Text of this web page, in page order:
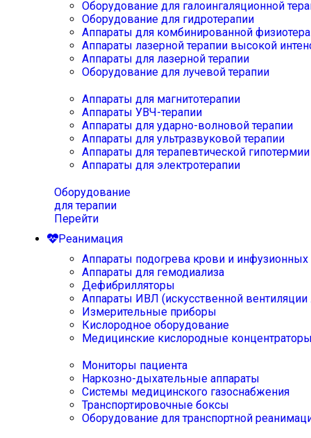
Оборудование для галоингаляционной
Оборудование для гидротерапии
Аппараты для комбинированной
Аппараты лазерной терапии высокой
Аппараты для лазерной терапии
Оборудование для лучевой терапии
Аппараты для магнитотерапии
Аппараты УВЧ-терапии
Аппараты для ударно-волновой терапии
Аппараты для ультразвуковой терапии
Аппараты для терапевтической
Аппараты для электротерапии
Оборудование
для терапии
Перейти
Реанимация
Аппараты подогрева крови и инфузионных
Аппараты для гемодиализа
Дефибрилляторы
Аппараты ИВЛ (искусственной вентиляции
Измерительные приборы
Кислородное оборудование
Медицинские кислородные
Мониторы пациента
Наркозно-дыхательные аппараты
Системы медицинского газоснабжения
Транспортировочные боксы
Оборудование для транспортной